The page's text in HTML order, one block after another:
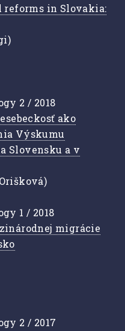
reforms in Slovakia:
2 / 2018
ako
Výskumu
Slovensku a v
1 / 2018
migrácie
2 / 2017